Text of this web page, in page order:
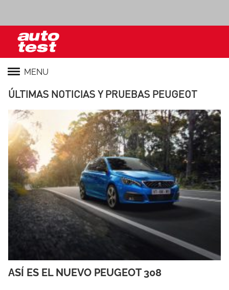
MENU
ÚLTIMAS NOTICIAS Y PRUEBAS PEUGEOT
ASÍ ES EL NUEVO PEUGEOT 308